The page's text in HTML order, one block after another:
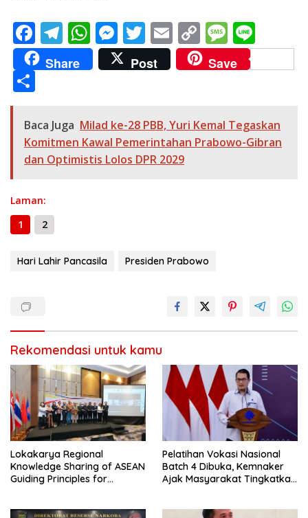
F
ac
e
o
o
k
T
el
e
a
m
W
h
at
A
p
p
M
e
ss
n
g
er
T
w
itt
E
m
ai
C
o
p
Li
n
M
e
ss
g
e
n
e
Share Post Save
ar
e
Baca Juga Milad ke-28 PBB, Yuri Kemal Tegaskan
Komitmen Kawal Pemerintahan Prabowo-Gibran
dan Optimistis Lolos DPR 2029
Laman:
1
2
Hari Lahir Pancasila Presiden Prabowo
Rekomendasi untuk kamu
Lokakarya Regional
Knowledge Sharing of ASEAN
Guiding Principles for
Pelatihan Vokasi Nasional
Batch 4 Dibuka, Kemnaker
Ajak Masyarakat Tingkatkan